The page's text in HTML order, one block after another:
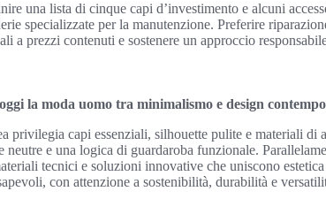
una lista di cinque capi d’investimento e alcuni
specializzate per la manutenzione. Preferire
a prezzi contenuti e sostenere un approccio
la moda uomo tra minimalismo e design
privilegia capi essenziali, silhouette pulite e materiali di
neutre e una logica di guardaroba funzionale.
tecnici e soluzioni innovative che uniscono
con attenzione a sostenibilità, durabilità e